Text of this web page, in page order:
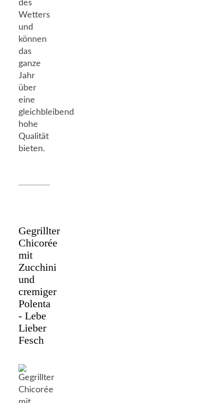
des
Wetters
und
können
das
ganze
Jahr
über
eine
gleichbleibend
hohe
Qualität
bieten.
Gegrillter
Chicorée
mit
Zucchini
und
cremiger
Polenta
- Lebe
Lieber
Fesch